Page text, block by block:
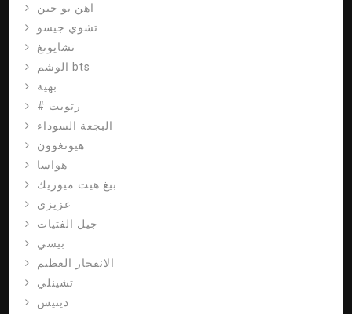
اهن يو جين
تشوي جيسو
تشايونغ
الوشم bts
بهية
# رتويت
البجعة السوداء
هيونغوون
هواسا
بيغ هيت ميوزيك
عزيزي
جيل الفتيات
بيسي
الانفجار العظيم
تشينلي
دينيس